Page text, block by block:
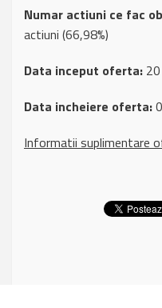
Numar actiuni ce fac
actiuni (66,98%)
Data inceput oferta:
Data incheiere oferta:
Informatii suplimentare